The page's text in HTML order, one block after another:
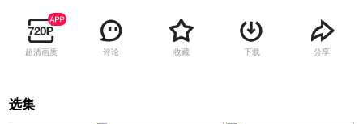
超清画质 评论 收藏 下载 分享
选集